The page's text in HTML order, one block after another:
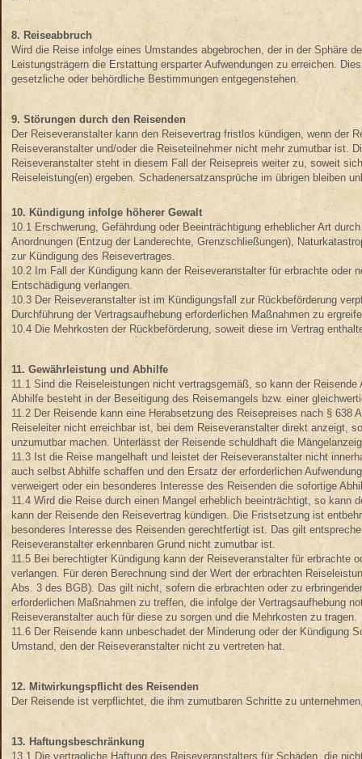
8. Reiseabbruch
Wird die Reise infolge eines Umstandes abgebrochen, der in der Sphäre
Leistungsträgern die Erstattung ersparter Aufwendungen zu erreichen.
gesetzliche oder behördliche Bestimmungen entgegenstehen.
9. Störungen durch den Reisenden
Der Reiseveranstalter kann den Reisevertrag fristlos kündigen, wenn der
Reiseveranstalter und/oder die Reiseteilnehmer nicht mehr zumutbar ist.
Reiseveranstalter steht in diesem Fall der Reisepreis weiter zu, soweit
Reiseleistung(en) ergeben. Schadenersatzansprüche im übrigen bleiben
10. Kündigung infolge höherer Gewalt
10.1 Erschwerung, Gefährdung oder Beeinträchtigung erheblicher Art
Anordnungen (Entzug der Landerechte, Grenzschließungen),
zur Kündigung des Reisevertrages.
10.2 Im Fall der Kündigung kann der Reiseveranstalter für erbrachte
Entschädigung verlangen.
10.3 Der Reiseveranstalter ist im Kündigungsfall zur Rückbeförderung
Durchführung der Vertragsaufhebung erforderlichen Maßnahmen zu
10.4 Die Mehrkosten der Rückbeförderung, soweit diese im Vertrag
11. Gewährleistung und Abhilfe
11.1 Sind die Reiseleistungen nicht vertragsgemäß, so kann der
Abhilfe besteht in der Beseitigung des Reisemangels bzw. einer
11.2 Der Reisende kann eine Herabsetzung des Reisepreises nach §
Reiseleiter nicht erreichbar ist, bei dem Reiseveranstalter direkt anzeigt,
unzumutbar machen. Unterlässt der Reisende schuldhaft die
11.3 Ist die Reise mangelhaft und leistet der Reiseveranstalter nicht
auch selbst Abhilfe schaffen und den Ersatz der erforderlichen
verweigert oder ein besonderes Interesse des Reisenden die sofortige
11.4 Wird die Reise durch einen Mangel erheblich beeinträchtigt, so
kann der Reisende den Reisevertrag kündigen. Die Fristsetzung ist
besonderes Interesse des Reisenden gerechtfertigt ist. Das gilt
Reiseveranstalter erkennbaren Grund nicht zumutbar ist.
11.5 Bei berechtigter Kündigung kann der Reiseveranstalter für erbrachte
verlangen. Für deren Berechnung sind der Wert der erbrachten
Abs. 3 des BGB). Das gilt nicht, sofern die erbrachten oder zu
erforderlichen Maßnahmen zu treffen, die infolge der Vertragsaufhebung
Reiseveranstalter auch für diese zu sorgen und die Mehrkosten zu tragen.
11.6 Der Reisende kann unbeschadet der Minderung oder der
Umstand, den der Reiseveranstalter nicht zu vertreten hat.
12. Mitwirkungspflicht des Reisenden
Der Reisende ist verpflichtet, die ihm zumutbaren Schritte zu
13. Haftungsbeschränkung
13.1 Die vertragliche Haftung des Reiseveranstalters für Schäden, die